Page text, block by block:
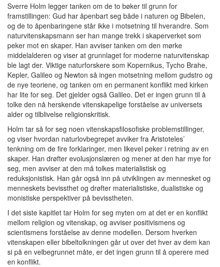
Sverre Holm legger tanken om de to bøker til grunn for
framstillingen: Gud har åpenbart seg både i naturen og Bibelen,
og de to åpenbaringene står ikke i motsetning til hverandre. Som
naturvitenskapsmann ser han mange trekk i skaperverket som
peker mot en skaper. Han avviser tanken om den mørke
middelalderen og viser at grunnlaget for moderne naturvitenskap
ble lagt der. Viktige naturforskere som Kopernikus, Tycho Brahe,
Kepler, Galileo og Newton så ingen motsetning mellom gudstro og
de nye teoriene, og tanken om en permanent konflikt med kirken
har lite for seg. Det gjelder også Galileo. Det er ingen grunn til å
tolke den nå herskende vitenskapelige forståelse av universets
alder og tilblivelse religionskritisk.
Holm tar så for seg noen vitenskapsfilosofiske problemstillinger,
og viser hvordan naturlovbegrepet avviker fra Aristoteles’
tenkning om de fire forklaringer, men likevel peker i retning av en
skaper. Han drøfter evolusjonslæren og mener at den har mye for
seg, men avviser at den må tolkes materialistisk og
reduksjonistisk. Han går også inn på utviklingen av mennesket og
menneskets bevissthet og drøfter materialistiske, dualistiske og
monistiske perspektiver på bevisstheten.
I det siste kapitlet tar Holm for seg myten om at det er en konflikt
mellom religion og vitenskap, og avviser positivismens og
scientismens forståelse av denne modellen. Dersom hverken
vitenskapen eller bibeltolkningen går ut over det hver av dem kan
si på en velbegrunnet måte, er det ingen grunn til å operere med
en konflikt.